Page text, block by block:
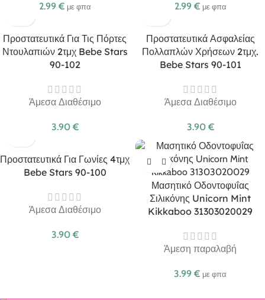
2.99 € με φπα 2.99 € με φπα
Προστατευτικά Για Τις Πόρτες
Ντουλαπιών 2τμχ Bebe Stars
90-102
Άμεσα Διαθέσιμο
3.90 €
Προστατευτικά Ασφαλείας
Πολλαπλών Χρήσεων 2τμχ.
Bebe Stars 90-101
Άμεσα Διαθέσιμο
3.90 €
Προστατευτικά Για Γωνίες 4τμχ
Bebe Stars 90-100
Άμεσα Διαθέσιμο
3.90 €
Μασητικό Οδοντοφυΐας
Σιλικόνης Unicorn Mint
Kikkaboo 31303020029
Άμεση παραλαβή
3.99 € με φπα